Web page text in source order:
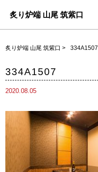
炙り炉端 山尾 筑紫口
炙り炉端 山尾 筑紫口 > 334A1507
334A1507
2020.08.05